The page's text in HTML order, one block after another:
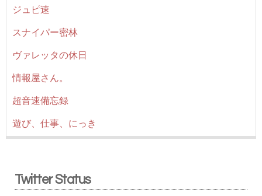
ジュピ速
スナイパー密林
ヴァレッタの休日
情報屋さん。
超音速備忘録
遊び、仕事、にっき
Twitter Status